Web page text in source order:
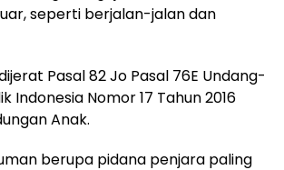
seperti berjalan-jalan dan
Pasal 82 Jo Pasal 76E Undang-
Indonesia Nomor 17 Tahun 2016
Anak.
berupa pidana penjara paling